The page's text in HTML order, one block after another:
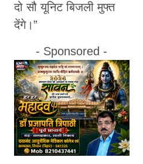
दो सौ यूनिट बिजली मुफ्त
देंगे।”
- Sponsored -